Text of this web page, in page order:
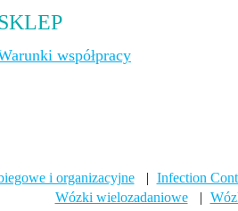
współpracy
i organizacyjne
| Infection
Wózki wielozadaniowe
|